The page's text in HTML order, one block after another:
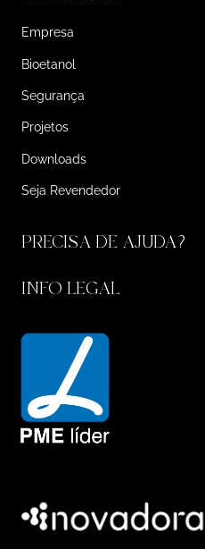
Empresa
Bioetanol
Segurança
Projetos
Downloads
Seja Revendedor
PRECISA DE AJUDA?
INFO LEGAL